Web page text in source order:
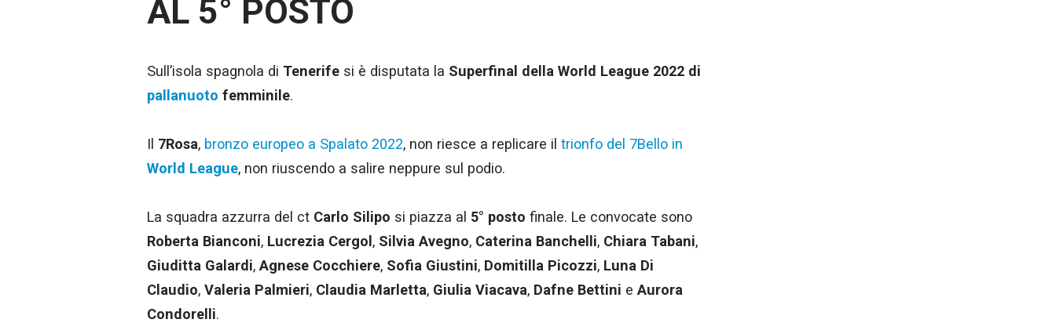
AL 5° POSTO
Sull’isola spagnola di Tenerife si è disputata la Superfinal della World League 2022 di
pallanuoto femminile.
Il 7Rosa, bronzo europeo a Spalato 2022, non riesce a replicare il trionfo del 7Bello in
World League, non riuscendo a salire neppure sul podio.
La squadra azzurra del ct Carlo Silipo si piazza al 5° posto finale. Le convocate sono
Roberta Bianconi, Lucrezia Cergol, Silvia Avegno, Caterina Banchelli, Chiara Tabani,
Giuditta Galardi, Agnese Cocchiere, Sofia Giustini, Domitilla Picozzi, Luna Di
Claudio, Valeria Palmieri, Claudia Marletta, Giulia Viacava, Dafne Bettini e Aurora
Condorelli.